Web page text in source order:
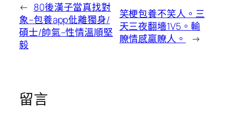
← 80後漢子當真找對
象–包養app仳離獨身/
碩士/帥氣–性情溫順堅
毅
笑梗包養不笑人。三
天三夜翻墻1V5。輸
瞭情感贏瞭人。
→
留言